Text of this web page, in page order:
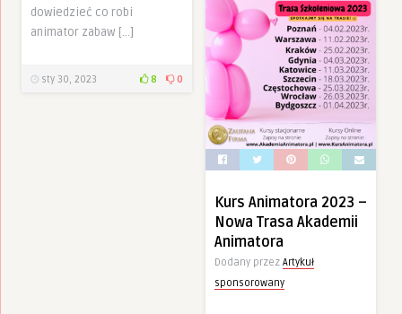
dowiedzieć co robi
animator zabaw […]
sty 30, 2023 8 0
Kurs Animatora 2023 –
Nowa Trasa Akademii
Animatora
Dodany przez Artykuł
sponsorowany